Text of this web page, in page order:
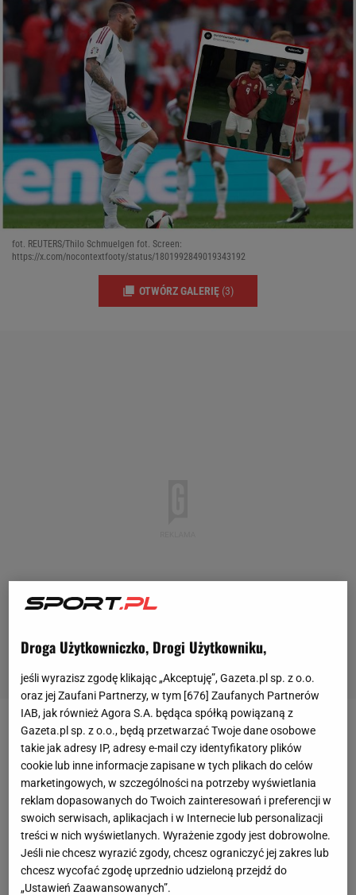
fot. REUTERS/Thilo Schmuelgen fot. Screen:
https://x.com/nocontextfooty/status/1801992849019343192
OTWÓRZ GALERIĘ (3)
Nie tak wyobrażali sobie początekEuro 2024
węgierscy piłkarze oraz kibice. Dostali się na
tegoroczne mistrzostwa w doskonałym stylu,
wygrywając swoją grupę eliminacyjną bez porażki, z
przewagą czterech punktów nad drugimi Serbami
(poza nimi byli w niej też Czarnogórcy, Litwini i
Bułgarzy). Mogli więc liczyć na dobryturniej.
Droga Użytkowniczko, Drogi Użytkowniku,
jeśli wyrazisz zgodę klikając „Akceptuję”, Gazeta.pl sp. z o.o.
oraz jej Zaufani Partnerzy, w tym [676] Zaufanych Partnerów
IAB, jak również Agora S.A. będąca spółką powiązaną z
Gazeta.pl sp. z o.o., będą przetwarzać Twoje dane osobowe
takie jak adresy IP, adresy e-mail czy identyfikatory plików
cookie lub inne informacje zapisane w tych plikach do celów
marketingowych, w szczególności na potrzeby wyświetlania
reklam dopasowanych do Twoich zainteresowań i preferencji w
swoich serwisach, aplikacjach i w Internecie lub personalizacji
treści w nich wyświetlanych. Wyrażenie zgody jest dobrowolne.
Jeśli nie chcesz wyrazić zgody, chcesz ograniczyć jej zakres lub
chcesz wycofać zgodę uprzednio udzieloną przejdź do
„Ustawień Zaawansowanych”.